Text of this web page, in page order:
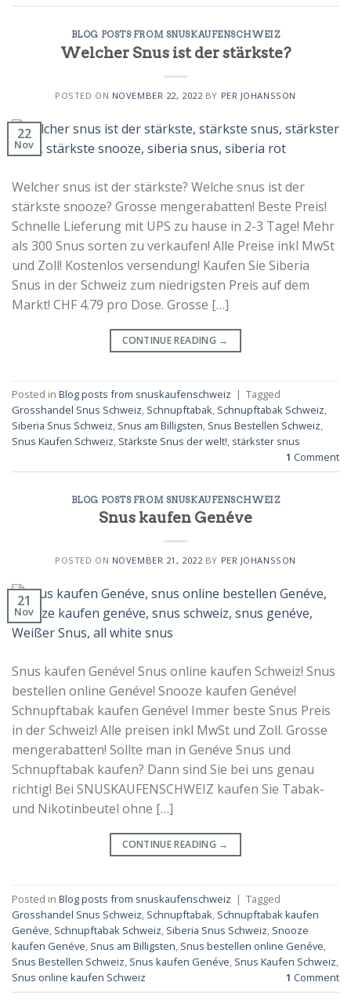
BLOG POSTS FROM SNUSKAUFENSCHWEIZ
Welcher Snus ist der stärkste?
POSTED ON NOVEMBER 22, 2022 BY PER JOHANSSON
22
Nov
Welcher snus ist der stärkste? Welche snus ist der
stärkste snooze? Grosse mengerabatten! Beste Preis!
Schnelle Lieferung mit UPS zu hause in 2-3 Tage! Mehr
als 300 Snus sorten zu verkaufen! Alle Preise inkl MwSt
und Zoll! Kostenlos versendung! Kaufen Sie Siberia
Snus in der Schweiz zum niedrigsten Preis auf dem
Markt! CHF 4.79 pro Dose. Grosse […]
CONTINUE READING →
Posted in Blog posts from snuskaufenschweiz | Tagged
Grosshandel Snus Schweiz, Schnupftabak, Schnupftabak Schweiz,
Siberia Snus Schweiz, Snus am Billigsten, Snus Bestellen Schweiz,
Snus Kaufen Schweiz, Stärkste Snus der welt!, stärkster snus
1 Comment
BLOG POSTS FROM SNUSKAUFENSCHWEIZ
Snus kaufen Genéve
POSTED ON NOVEMBER 21, 2022BY PER JOHANSSON
21
Nov
Snus kaufen Genéve! Snus online kaufen Schweiz! Snus
bestellen online Genéve! Snooze kaufen Genéve!
Schnupftabak kaufen Genéve! Immer beste Snus Preis
in der Schweiz! Alle preisen inkl MwSt und Zoll. Grosse
mengerabatten! Sollte man in Genéve Snus und
Schnupftabak kaufen? Dann sind Sie bei uns genau
richtig! Bei SNUSKAUFENSCHWEIZ kaufen Sie Tabak-
und Nikotinbeutel ohne […]
CONTINUE READING →
Posted in Blog posts from snuskaufenschweiz | Tagged
Grosshandel Snus Schweiz, Schnupftabak, Schnupftabak kaufen
Genéve, Schnupftabak Schweiz, Siberia Snus Schweiz, Snooze
kaufen Genéve, Snus am Billigsten, Snus bestellen online Genéve,
Snus Bestellen Schweiz, Snus kaufen Genéve, Snus Kaufen Schweiz,
Snus online kaufen Schweiz
1 Comment